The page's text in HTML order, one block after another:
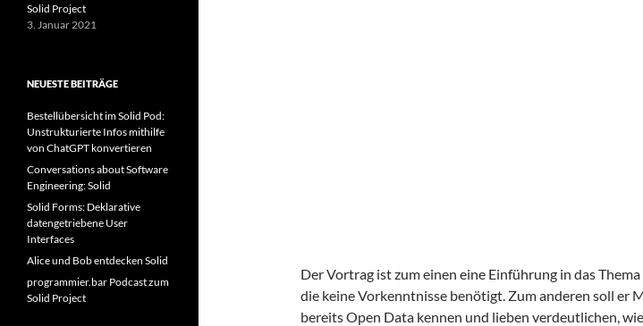
Der Vortrag ist zum einen eine Einführung in das
die keine Vorkenntnisse benötigt. Zum anderen soll er
bereits Open Data kennen und lieben verdeutlichen,
Solid Project
3. Januar 2021
NEUESTE BEITRÄGE
Bestellübersicht im Solid Pod:
Unstrukturierte Infos mithilfe
von ChatGPT konvertieren
Conversations about Software
Engineering: Solid
Solid Forms: Deklarative
datengetriebene User
Interfaces
Alice und Bob entdecken Solid
programmier.bar Podcast zum
Solid Project